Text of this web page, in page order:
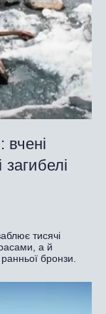
вчені
тисячі
а й
бронзи.